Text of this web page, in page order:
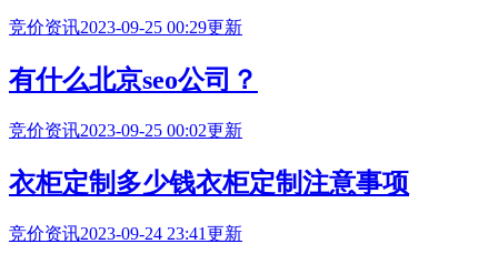
竞价资讯2023-09-25 00:29更新
有什么北京seo公司？
竞价资讯2023-09-25 00:02更新
衣柜定制多少钱衣柜定制注意事项
竞价资讯2023-09-24 23:41更新